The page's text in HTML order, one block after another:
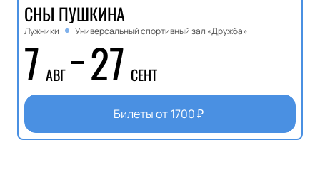
СНЫ ПУШКИНА
Лужники Универсальный спортивный зал «Дружба»
7 АВГ 27 СЕНТ
Билеты от 1700₽